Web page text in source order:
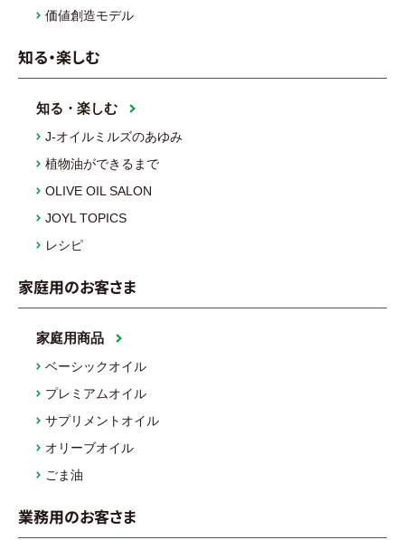
価値創造モデル
知る・楽しむ
知る・楽しむ
J-オイルミルズのあゆみ
植物油ができるまで
OLIVE OIL SALON
JOYL TOPICS
レシピ
家庭用のお客さま
家庭用商品
ベーシックオイル
プレミアムオイル
サプリメントオイル
オリーブオイル
ごま油
業務用のお客さま